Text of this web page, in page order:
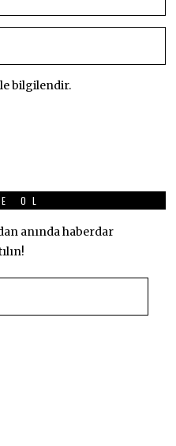
bilgilendir.
OL
anında haberdar